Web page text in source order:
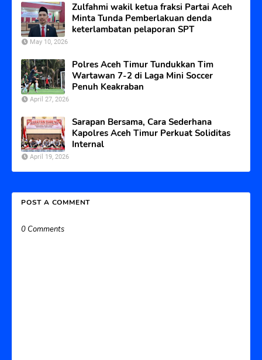
Zulfahmi wakil ketua fraksi Partai Aceh
Minta Tunda Pemberlakuan denda
keterlambatan pelaporan SPT
May 10, 2026
Polres Aceh Timur Tundukkan Tim
Wartawan 7-2 di Laga Mini Soccer
Penuh Keakraban
April 27, 2026
Sarapan Bersama, Cara Sederhana
Kapolres Aceh Timur Perkuat Soliditas
Internal
April 19, 2026
POST A COMMENT
0 Comments